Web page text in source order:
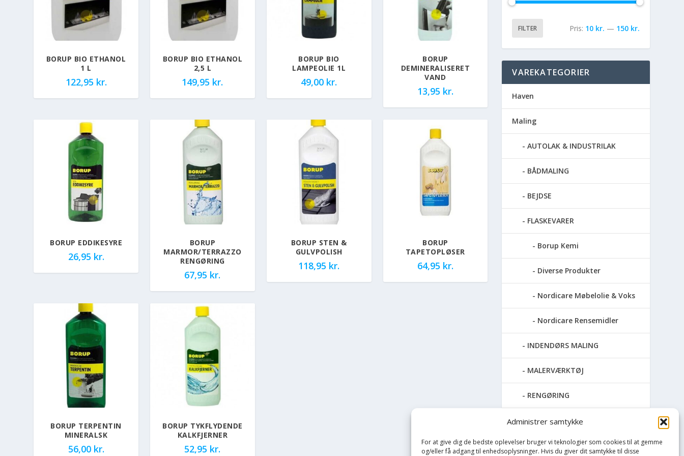
Administrer samtykke
For at give dig de bedste oplevelser bruger vi teknologier som cookies til at gemme
og/eller få adgang til enhedsoplysninger. Hvis du giver dit samtykke til disse
BORUP BIO ETHANOL
1 L
122,95 kr.
BORUP BIO ETHANOL
2,5 L
149,95 kr.
BORUP BIO
LAMPEOLIE 1L
49,00 kr.
BORUP
DEMINERALISERET
VAND
13,95 kr.
BORUP EDDIKESYRE
26,95 kr.
BORUP
MARMOR/TERRAZZO
RENGØRING
67,95 kr.
BORUP STEN &
GULVPOLISH
118,95 kr.
BORUP
TAPETOPLØSER
64,95 kr.
BORUP TERPENTIN
MINERALSK
56,00 kr.
BORUP TYKFLYDENDE
KALKFJERNER
52,95 kr.
FILTER Pris: 10 kr. — 150 kr.
VAREKATEGORIER
Haven
Maling
AUTOLAK & INDUSTRILAK
BÅDMALING
BEJDSE
FLASKEVARER
Borup Kemi
Diverse Produkter
Nordicare Møbelolie & Voks
Nordicare Rensemidler
INDENDØRS MALING
MALERVÆRKTØJ
RENGØRING
SPRAYMALING
TAPET & FILT